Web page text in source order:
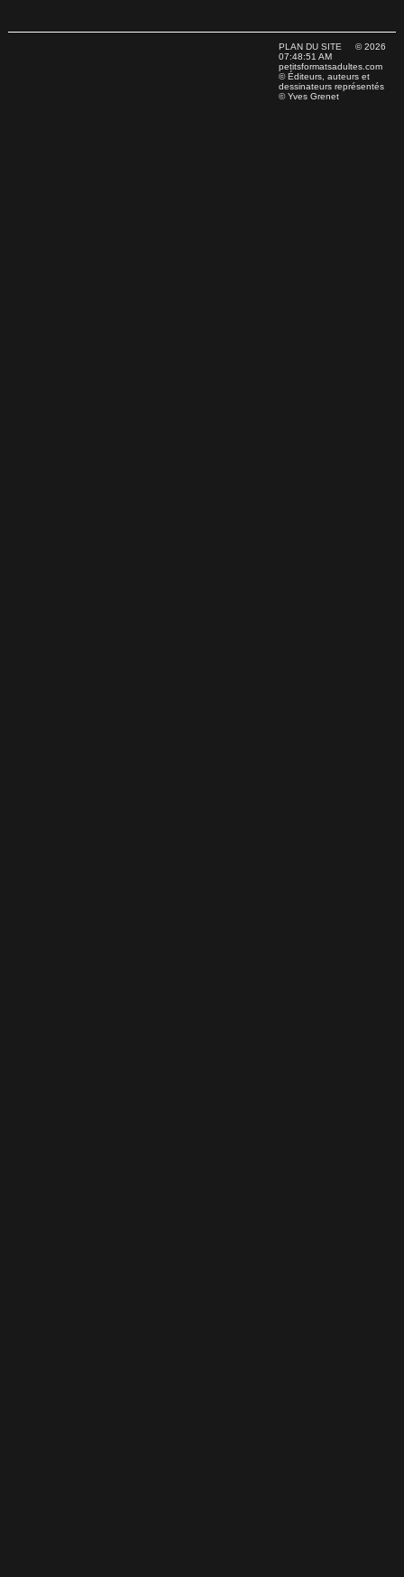
PLAN DU SITE © 2026
07:48:51 AM
petitsformatsadultes.com
© Éditeurs, auteurs et
dessinateurs représentés
© Yves Grenet